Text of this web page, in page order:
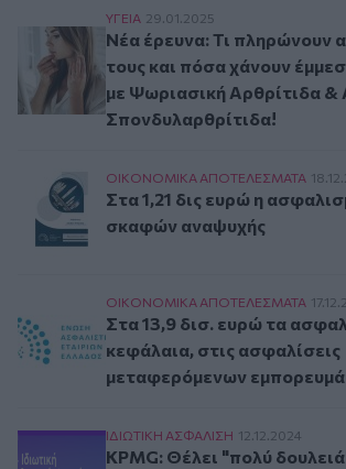
Νέα έρευνα: Τι πληρώνουν
ΥΓΕΙΑ 29.01.2025
Νέα έρευνα: Τι πληρώνουν
τους και πόσα χάνουν
με Ψωριασική Αρθρίτιδα &
Σπονδυλαρθρίτιδα!
Στα 1,21 δις ευρώ η
ΟΙΚΟΝΟΜΙΚA ΑΠΟΤΕΛΕΣΜΑΤΑ
Στα 1,21 δις ευρώ η
σκαφών αναψυχής
Στα 13,9 δισ. ευρώ τα
ΟΙΚΟΝΟΜΙΚA ΑΠΟΤΕΛΕΣΜΑΤΑ
Στα 13,9 δισ. ευρώ τα
κεφάλαια, στις ασφαλίσεις
μεταφερόμενων
KPMG: Θέλει "πολύ
ΙΔΙΩΤΙΚΗ ΑΣΦAΛΙΣΗ 12.12.2024
KPMG: Θέλει "πολύ